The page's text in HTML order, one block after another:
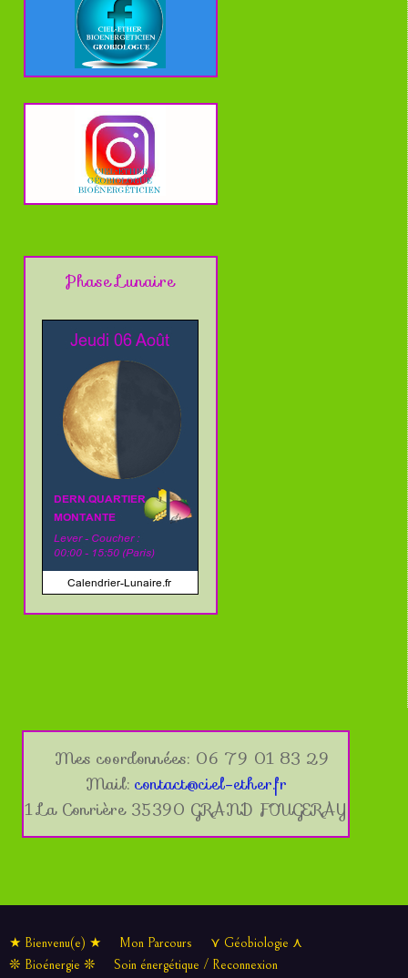
Phase Lunaire
Mes coordonnées: 06 79 01 83 29
Mail: contact@ciel-ether.fr
1 La Conrière 35390 GRAND FOUGERAY
★ Bienvenu(e) ★ Mon Parcours
⋎ Géobiologie ⋏
❊ Bioénergie ❊
Soin énergétique / Reconnexion